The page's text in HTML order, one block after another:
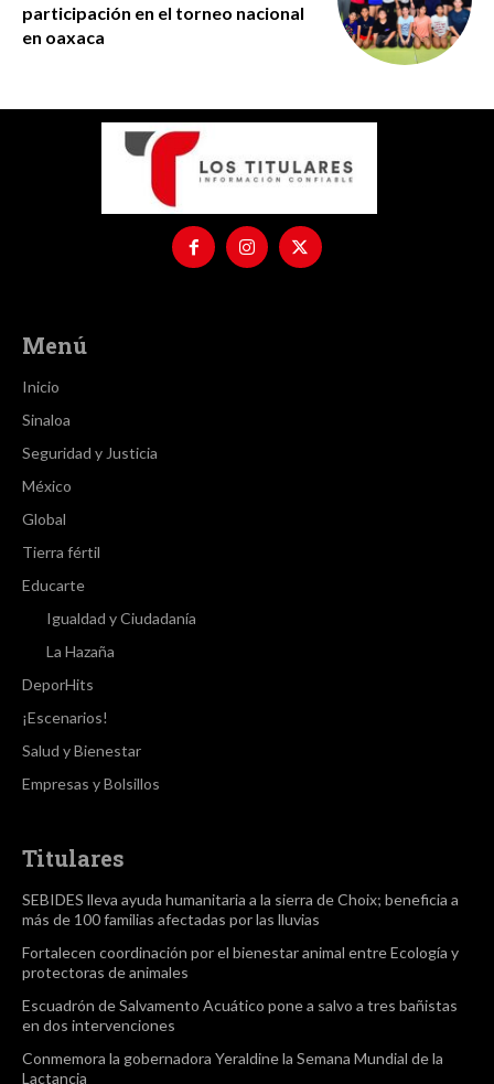
participación en el torneo nacional
en oaxaca
Menú
Inicio
Sinaloa
Seguridad y Justicia
México
Global
Tierra fértil
Educarte
Igualdad y Ciudadanía
La Hazaña
DeporHits
¡Escenarios!
Salud y Bienestar
Empresas y Bolsillos
Titulares
SEBIDES lleva ayuda humanitaria a la sierra de Choix; beneficia a
más de 100 familias afectadas por las lluvias
Fortalecen coordinación por el bienestar animal entre Ecología y
protectoras de animales
Escuadrón de Salvamento Acuático pone a salvo a tres bañistas
en dos intervenciones
Conmemora la gobernadora Yeraldine la Semana Mundial de la
Lactancia